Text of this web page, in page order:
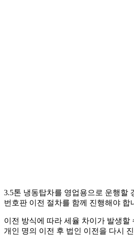
3.5톤 냉동탑차를 영업용으로 운행할
번호판 이전 절차를 함께 진행해야 합
이전 방식에 따라 세율 차이가 발생할
개인 명의 이전 후 법인 이전을 다시